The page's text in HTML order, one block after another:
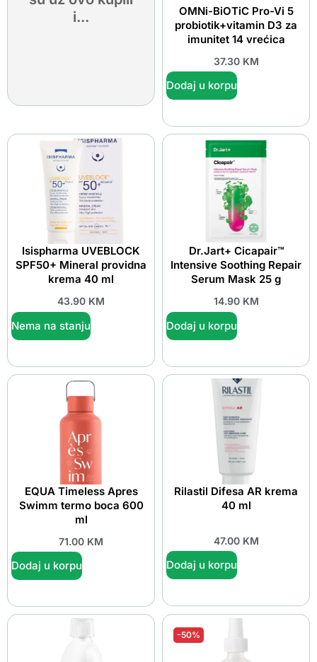
i...
OMNi-BiOTiC Pro-Vi 5
probiotik+vitamin D3 za
imunitet 14 vrećica
37.30 KM
Dodaj u korpu
Isispharma UVEBLOCK
SPF50+ Mineral providna
krema 40 ml
43.90 KM
Nema na stanju
Dr.Jart+ Cicapair™
Intensive Soothing Repair
Serum Mask 25 g
14.90 KM
Dodaj u korpu
EQUA Timeless Apres
Swimm termo boca 600
ml
71.00 KM
Dodaj u korpu
Rilastil Difesa AR krema
40 ml
47.00 KM
Dodaj u korpu
-50%